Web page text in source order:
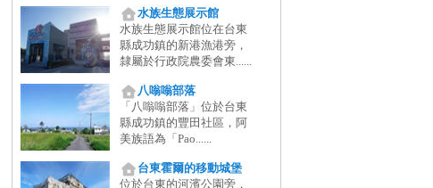
水族生態展示館
水族生態展示館位在台東
縣成功鎮的新港漁港旁，
隸屬於行政院農委會東......
八嗡嗡部落
「八嗡嗡部落」位於台東
縣成功鎮的豐田社區，阿
美族語為「Pao......
台東霍爾的移動城堡
位於台東的河濱公園旁，